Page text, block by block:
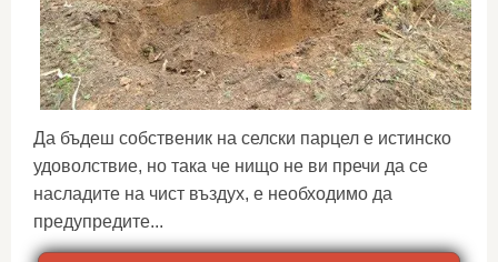
Да бъдеш собственик на селски парцел е истинско
удоволствие, но така че нищо не ви пречи да се
насладите на чист въздух, е необходимо да
предупредите...